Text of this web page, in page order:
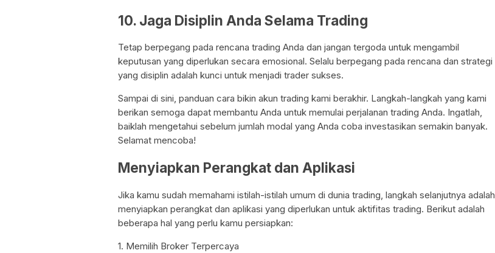
10. Jaga Disiplin Anda Selama Trading
Tetap berpegang pada rencana trading Anda dan jangan tergoda untuk mengambil
keputusan yang diperlukan secara emosional. Selalu berpegang pada rencana dan strategi
yang disiplin adalah kunci untuk menjadi trader sukses.
Sampai di sini, panduan cara bikin akun trading kami berakhir. Langkah-langkah yang kami
berikan semoga dapat membantu Anda untuk memulai perjalanan trading Anda. Ingatlah,
baiklah mengetahui sebelum jumlah modal yang Anda coba investasikan semakin banyak.
Selamat mencoba!
Menyiapkan Perangkat dan Aplikasi
Jika kamu sudah memahami istilah-istilah umum di dunia trading, langkah selanjutnya adalah
menyiapkan perangkat dan aplikasi yang diperlukan untuk aktifitas trading. Berikut adalah
beberapa hal yang perlu kamu persiapkan:
1. Memilih Broker Terpercaya